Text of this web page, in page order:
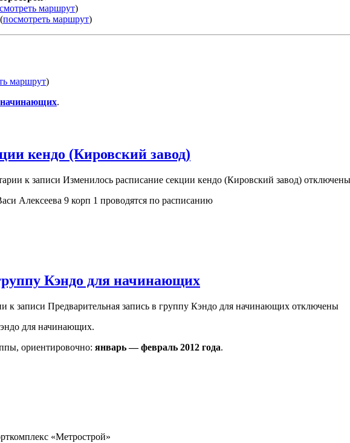
маршрут)
посмотреть маршрут)
маршрут)
.
кендо (Кировский завод)
к записи Изменилось расписание секции кендо (Кировский завод) отключены
Алексеева 9 корп 1 проводятся по расписанию
Кэндо для начинающих
к записи Предварительная запись в группу Кэндо для начинающих отключены
для начинающих.
ориентировочно: январь — февраль 2012 года.
«Метрострой»